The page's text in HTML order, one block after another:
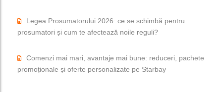
Legea Prosumatorului 2026: ce se schimbă pentru
prosumatori și cum te afectează noile reguli?
Comenzi mai mari, avantaje mai bune: reduceri, pachete
promoționale și oferte personalizate pe Starbay